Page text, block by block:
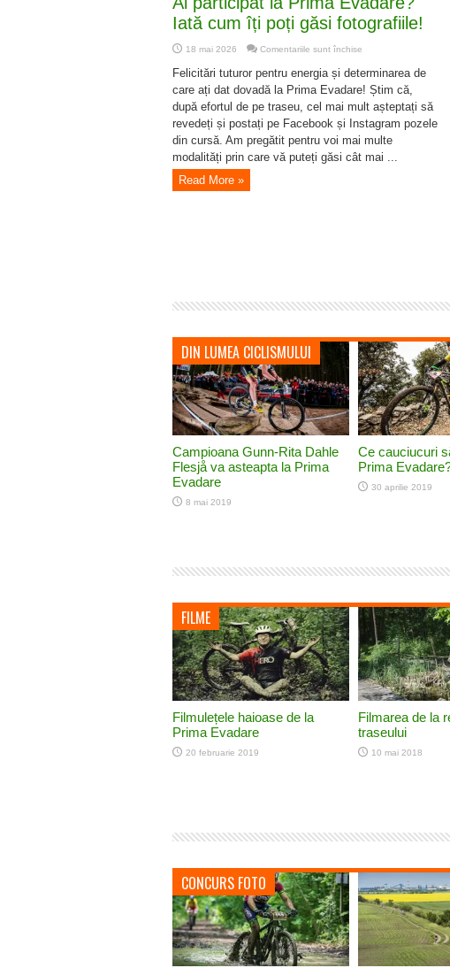
Iată cum îți poți găsi fotografiile!
18 mai 2026 Comentariile sunt închisepentru
participat
la
Prima
Evadare?
Iată
îți
găsi
fotografiile!
Felicitări tuturor pentru energia și determinarea de
care ați dat dovadă la Prima Evadare! Știm că,
după efortul de pe traseu, cel mai mult așteptați să
revedeți și postați pe Facebook și Instagram pozele
din cursă. Am pregătit pentru voi mai multe
modalități prin care vă puteți găsi cât mai ...
Read More »
DIN LUMEA CICLISMULUI
Campioana Gunn-Rita Dahle
Flesjå va asteapta la Prima
Evadare
8 mai 2019
Ce cauciucuri
Prima
30 aprilie 2019
FILME
Filmulețele haioase de la
Prima Evadare
20 februarie 2019
Filmarea de la
traseului
10 mai 2018
CONCURS FOTO